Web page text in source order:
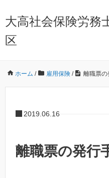
大高社会保険労務
区
ホーム / 雇用保険 / 離職票の
2019.06.16
離職票の発行